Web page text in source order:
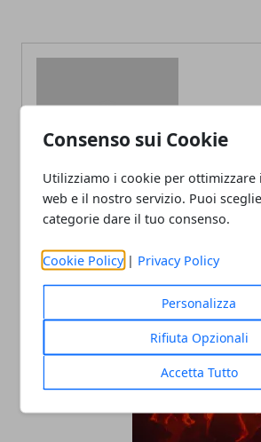
Consenso sui Cookie
Utilizziamo i cookie per
web e il nostro servizio. Puoi
categorie dare il tuo consenso.
Cookie Policy | Privacy Policy
Personalizza
Rifiuta Opzionali
Accetta Tutto
Redazione